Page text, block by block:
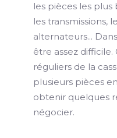
les pièces les
les transmissions,
alternateurs...
être assez
réguliers de la
plusieurs pièces
obtenir quelques
négocier.